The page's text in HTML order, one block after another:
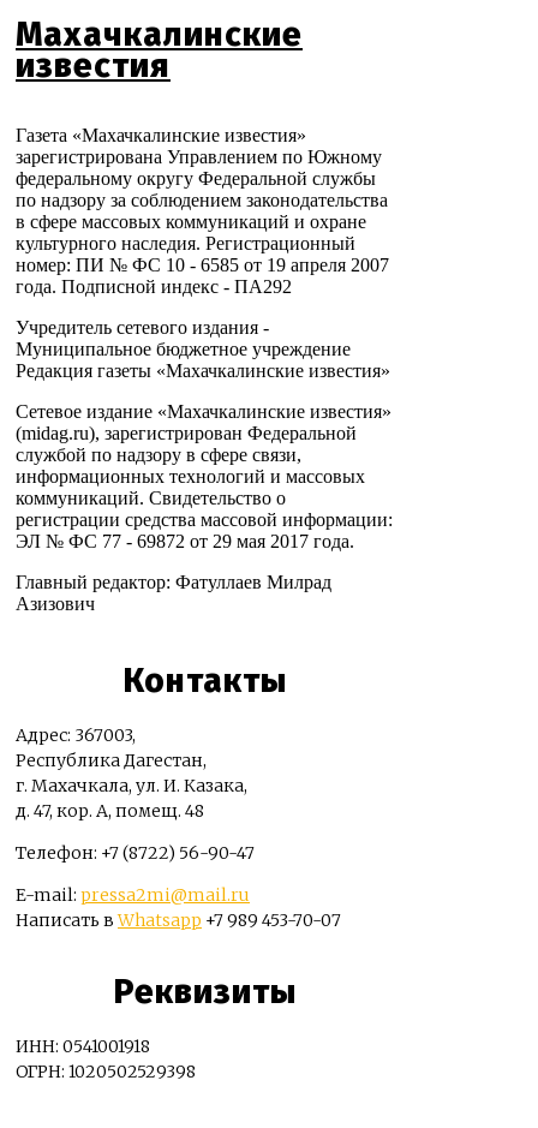
Махачкалинские
известия
Газета «Махачкалинские известия»
зарегистрирована Управлением по Южному
федеральному округу Федеральной службы
по надзору за соблюдением законодательства
в сфере массовых коммуникаций и охране
культурного наследия. Регистрационный
номер: ПИ № ФС 10 - 6585 от 19 апреля 2007
года. Подписной индекс - ПА292
Учредитель сетевого издания -
Муниципальное бюджетное учреждение
Редакция газеты «Махачкалинские известия»
Сетевое издание «Махачкалинские известия»
(midag.ru), зарегистрирован Федеральной
службой по надзору в сфере связи,
информационных технологий и массовых
коммуникаций. Свидетельство о
регистрации средства массовой информации:
ЭЛ № ФС 77 - 69872 от 29 мая 2017 года.
Главный редактор: Фатуллаев Милрад
Азизович
Контакты
Адрес: 367003,
Республика Дагестан,
г. Махачкала, ул. И. Казака,
д. 47, кор. А, помещ. 48
Телефон: +7 (8722) 56-90-47
E-mail: pressa2mi@mail.ru
Написать вWhatsapp +7 989 453-70-07
Реквизиты
ИНН: 0541001918
ОГРН: 1020502529398